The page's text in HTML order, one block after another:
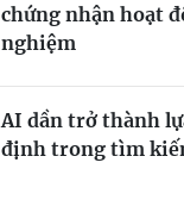
chứng nhận hoạt
nghiệm
AI dần trở thành
định trong tìm